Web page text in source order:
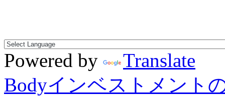
Powered by
Translate
Bodyインベストメント